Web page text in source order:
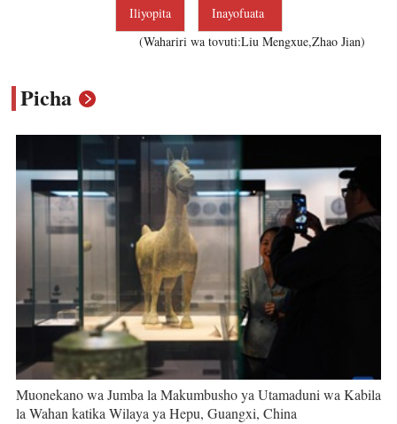
Iliyopita
Inayofuata
(Wahariri wa tovuti:Liu Mengxue,Zhao Jian)
Picha
Muonekano wa Jumba la Makumbusho ya Utamaduni wa Kabila
la Wahan katika Wilaya ya Hepu, Guangxi, China